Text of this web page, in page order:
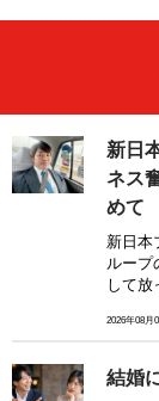
新日
ネス
めて
新日本
ループ
して放
2026年08月
結婚